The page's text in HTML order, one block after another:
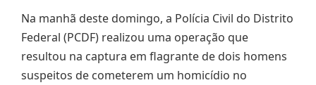
Na manhã deste domingo, a Polícia Civil do Distrito
Federal (PCDF) realizou uma operação que
resultou na captura em flagrante de dois homens
suspeitos de cometerem um homicídio no